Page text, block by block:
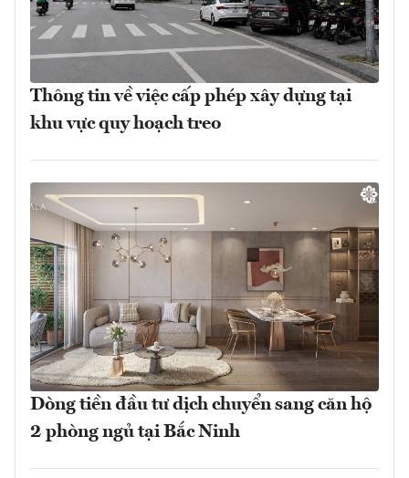
Thông tin về việc cấp phép xây dựng tại
khu vực quy hoạch treo
Dòng tiền đầu tư dịch chuyển sang căn hộ
2 phòng ngủ tại Bắc Ninh